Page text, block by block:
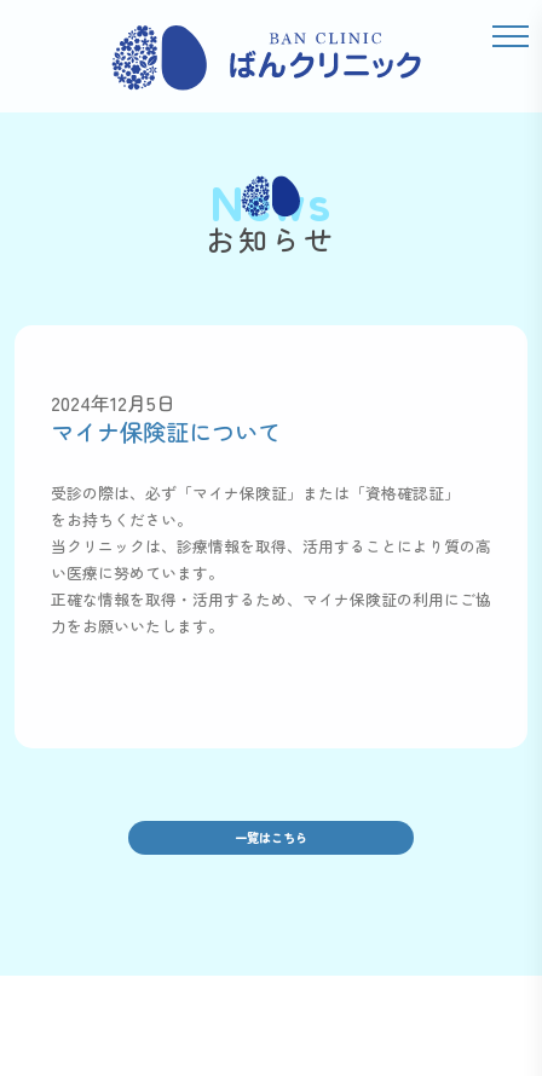
News
お知らせ
2024年12月5日
マイナ保険証について
受診の際は、必ず「マイナ保険証」または「資格確認証」
をお持ちください。
当クリニックは、診療情報を取得、活用することにより質の高
い医療に努めています。
正確な情報を取得・活用するため、マイナ保険証の利用にご協
力をお願いいたします。
一覧はこちら